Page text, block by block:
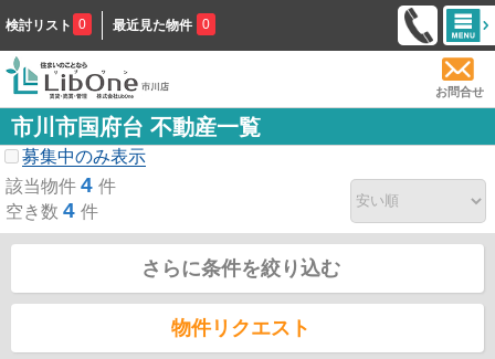
検討リスト 0 最近見た物件 0
お問合せ
市川市国府台 不動産一覧
募集中のみ表示
該当物件 4 件
空き数 4 件
さらに条件を絞り込む
物件リクエスト